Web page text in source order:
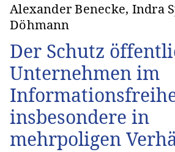
Alexander Benecke, Indra
Döhmann
Der Schutz
Unternehmen im
insbesondere in
mehrpoligen